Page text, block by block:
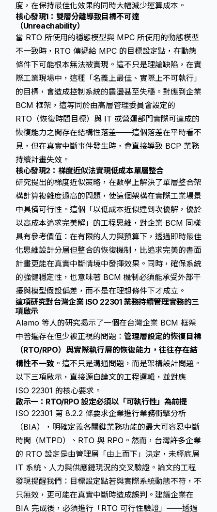
度，在保持最佳化效果的同時大幅減少運算成本。
核心發現1：雙層分離導致目標不可達
（Unreachability）
當 RTO 所使用的穩態模型與 MPC 所使用的動態模型
不一致時，RTO 傳遞給 MPC 的目標設定點，在動態
條件下可能根本無法被實現。這不只是理論缺陷，在實
際工業現場中，這種「名義上最佳、實際上不可執行」
的目標，會造成控制系統的震盪甚至失穩。對應到企業
BCM 框架，這等同於由高層管理委員會設定的
RTO（恢復時間目標）與 IT 或營運部門實際可達成的
恢復能力之間存在結構性落差——這個落差在平時看不
見，但在真實中斷事件發生時，會直接導致 BCP 業務
持續計畫失效。
核心發現2：梯度近似法實現低成本單層整合
研究提出的梯度近似策略，在數學上解決了單層整合架
構計算複雜度過高的問題，使這個架構在實際工業場景
中具備可行性。這個「以低成本近似達到次優解，優於
以高成本追求完美解」的工程思維，對企業 BCM 同樣
具有參考價值：在有限的人力與預算下，透過即時最佳
化思維設計分層但整合的恢復機制，比追求完美的書面
計畫更能在真實中斷情境中發揮效果。同時，確保系統
的強健穩定性 ，也意味著 BCM 機制必須能承受外部干
擾與模型假設偏差，而不是在理想條件下才成立。
這項研究對台灣企業 ISO 22301 業務持續管理實務的三
項啟示
Alamo 等人的研究揭示了一個在台灣企業 BCM 框架
中普遍存在但少被正視的問題： 管理層設定的恢復目標
（RTO/RPO）與實際執行層的恢復能力，往往存在結
構性不一致 。這不只是溝通問題，而是架構設計問題。
以下三項啟示，直接源自論文的工程邏輯，並對應
ISO 22301 的核心要求。
啟示一：RTO/RPO 設定必須以「可執行性」為前提
ISO 22301 第 8.2.2 條要求企業進行業務衝擊分析
（BIA），明確定義各關鍵業務功能的最大可容忍中斷
時間（MTPD）、RTO 與 RPO。然而，台灣許多企業
的 RTO 設定是由管理層「由上而下」決定，未經底層
IT 系統、人力與供應鏈現況的交叉驗證。論文的工程
發現提醒我們：目標設定點若與實際系統動態不符，不
只無效，更可能在真實中斷時造成誤判。建議企業在
BIA 完成後，必須進行「RTO 可行性驗證」——透過